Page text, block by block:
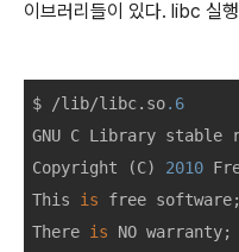
이브러리들이 있다. libc 실
$ /lib/libc.so.6
GNU C Library stable
Copyright (C) 2010
This is free
There is NO warranty;